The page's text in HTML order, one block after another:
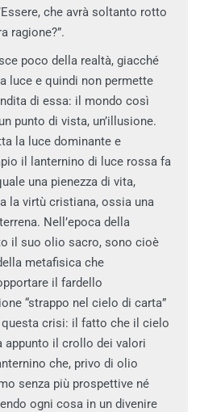
che avrà soltanto rotto
ragione?”.
poco della realtà, giacché
luce e quindi non permette
di essa: il mondo così
punto di vista, un’illusione.
la luce dominante e
il lanternino di luce rossa fa
una pienezza di vita,
la virtù cristiana, ossia una
Nell’epoca della
il suo olio sacro, sono cioè
metafisica che
il fardello
“strappo nel cielo di carta”
crisi: il fatto che il cielo
appunto il crollo dei valori
che, privo di olio
senza più prospettive né
ogni cosa in un divenire